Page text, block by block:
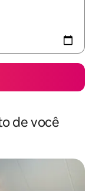
de você